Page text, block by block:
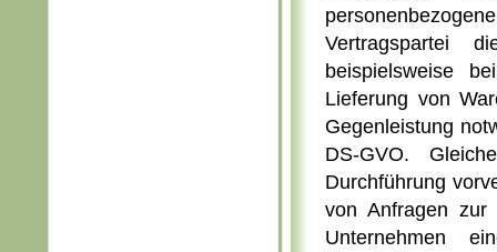
Vertragspartei
beispielsweise
Lieferung von
Gegenleistung
DS-GVO.
Durchführung
von Anfragen zur
Unternehmen